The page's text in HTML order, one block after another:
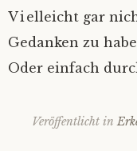
Vielleicht gar
Gedanken zu
Oder einfach
Veröffentlicht in